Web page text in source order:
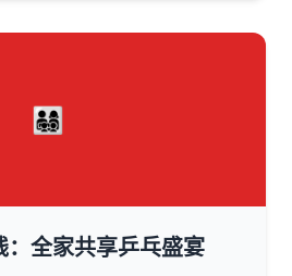
👨‍👩‍👧‍👦
：全家共享乒乓盛宴